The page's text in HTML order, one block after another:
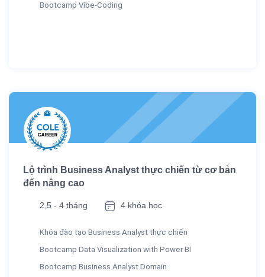
Bootcamp Vibe-Coding
Lộ trình Business Analyst thực chiến từ cơ bản
đến nâng cao
2,5 - 4 tháng 4 khóa học
Khóa đào tạo Business Analyst thực chiến
Bootcamp Data Visualization with Power BI
Bootcamp Business Analyst Domain